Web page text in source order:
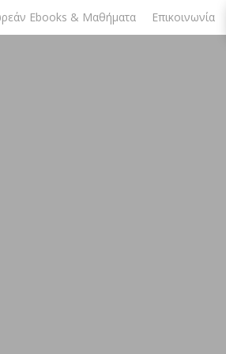
Ebooks & Μαθήματα Επικοινωνία